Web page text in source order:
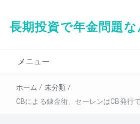
長期投資で年金問題
メニュー
タダシの経歴
ホーム / 未分類 /
CBによる錬金術、セーレンはCB発行